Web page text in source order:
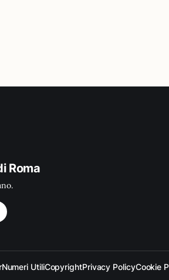
Roma
Numeri UtiliCopyrightPrivacy PolicyCookie